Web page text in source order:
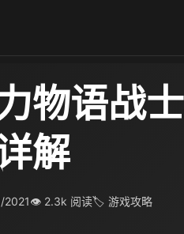
物语战
解
2021👁 2.3k 阅读🏷 游戏攻略